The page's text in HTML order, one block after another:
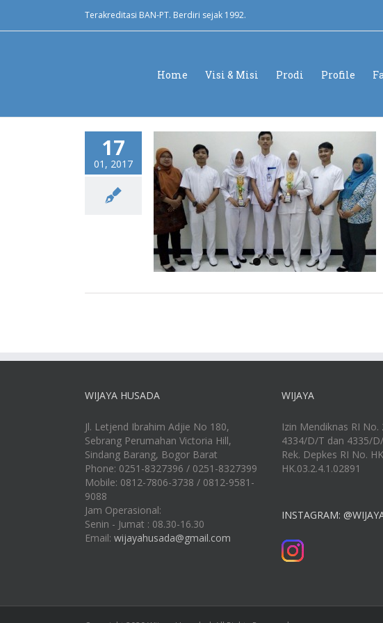
Terakreditasi BAN-PT. Berdiri sejak 1992.
Home Visi & Misi Prodi Profile
17
01, 2017
WIJAYA HUSADA
Jl. Letjend Ibrahim Adjie No 180,
Sebrang Perumahan Victoria Hill,
Sindang Barang, Bogor Barat
Phone: 0251-8327396 / 0251-8327399
Mobile: 0812-7806-3738 / 0812-9581-
9088
Jam Operasional:
Senin - Jumat : 08.30-16.30
Email: wijayahusada@gmail.com
WIJAYA
Izin Mendiknas RI
4334/D/T dan 4335/
Rek. Depkes RI No.
HK.03.2.4.1.02891
INSTAGRAM: